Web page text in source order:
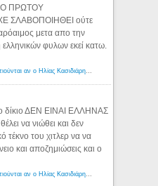
ΠΡΩΤΟΥ
ΣΛΑΒΟΠΟΙΗΘΕΙ ούτε
μετα απο την
φυλων εκεί κατω.
Αμερικανοί ρατσιστές αναρωτιούνται αν ο Ηλίας Κασιδιάρης ανήκει στη λευκή φυλή... - Λόγιος Ερμής
δίκιο ΔΕΝ ΕΙΝΑΙ ΕΛΛΗΝΑΣ
να νιώθει και δεν
τέκνο του χιτλερ να να
και αποζημιώσεις και ο
Αμερικανοί ρατσιστές αναρωτιούνται αν ο Ηλίας Κασιδιάρης ανήκει στη λευκή φυλή... - Λόγιος Ερμής